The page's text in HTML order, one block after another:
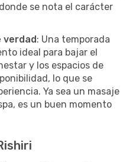
se nota el carácter
verdad: Una temporada
ideal para bajar el
y los espacios de
lo que se
Ya sea un masaje
es un buen momento